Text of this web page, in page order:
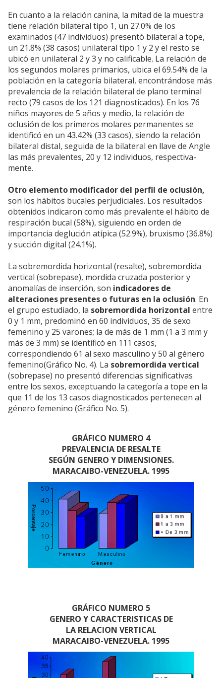
En cuanto a la relación canina, la mitad de la muestra
tiene relación bilateral tipo 1, un 27.0% de los
examinados (47 individuos) presentó bilateral a tope,
un 21.8% (38 casos) unilateral tipo 1 y 2 y el resto se
ubicó en unilateral 2 y 3 y no calificable. La relación de
los segundos molares primarios, ubica el 69.54% de la
población en la categoría bilateral, encontrándose más
prevalencia de la relación bilateral de plano terminal
recto (79 casos de los 121 diagnosticados). En los 76
niños mayores de 5 años y medio, la relación de
oclusión de los primeros molares permanentes se
identificó en un 43.42% (33 casos), siendo la relación
bilateral distal, seguida de la bilateral en llave de Angle
las más prevalentes, 20 y 12 individuos, respectiva-
mente.
Otro elemento modificador del perfil de oclusión,
son los hábitos bucales perjudiciales. Los resultados
obtenidos indicaron como más prevalente el hábito de
respiración bucal (58%), siguiendo en orden de
importancia deglución atípica (52.9%), bruxismo (36.8%)
y succión digital (24.1%).
La sobremordida horizontal (resalte), sobremordida
vertical (sobrepase), mordida cruzada posterior y
anomalías de inserción, son indicadores de
alteraciones presentes o futuras en la oclusión. En
el grupo estudiado, la sobremordida horizontal entre
0 y 1 mm, predominó en 60 individuos, 35 de sexo
femenino y 25 varones; la de más de 1 mm (1 a 3 mm y
más de 3 mm) se identificó en 111 casos,
correspondiendo 61 al sexo masculino y 50 al género
femenino(Gráfico No. 4). La sobremordida vertical
(sobrepase) no presentó diferencias significativas
entre los sexos, exceptuando la categoría a tope en la
que 11 de los 13 casos diagnosticados pertenecen al
género femenino (Gráfico No. 5).
GRÁFICO NUMERO 4
PREVALENCIA DE RESALTE
SEGÚN GENERO Y DIMENSIONES.
MARACAIBO-VENEZUELA. 1995
GRÁFICO NUMERO 5
GENERO Y CARACTERISTICAS DE
LA RELACION VERTICAL
MARACAIBO-VENEZUELA. 1995